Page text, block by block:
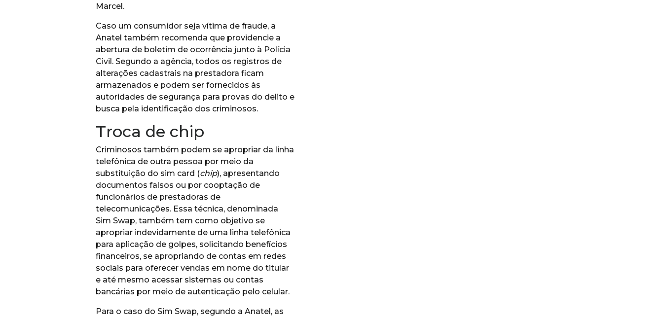
Marcel.
Caso um consumidor seja vítima de fraude, a
Anatel também recomenda que providencie a
abertura de boletim de ocorrência junto à Polícia
Civil. Segundo a agência, todos os registros de
alterações cadastrais na prestadora ficam
armazenados e podem ser fornecidos às
autoridades de segurança para provas do delito e
busca pela identificação dos criminosos.
Troca de chip
Criminosos também podem se apropriar da linha
telefônica de outra pessoa por meio da
substituição do sim card (chip), apresentando
documentos falsos ou por cooptação de
funcionários de prestadoras de
telecomunicações. Essa técnica, denominada
Sim Swap, também tem como objetivo se
apropriar indevidamente de uma linha telefônica
para aplicação de golpes, solicitando benefícios
financeiros, se apropriando de contas em redes
sociais para oferecer vendas em nome do titular
e até mesmo acessar sistemas ou contas
bancárias por meio de autenticação pelo celular.
Para o caso do Sim Swap, segundo a Anatel, as